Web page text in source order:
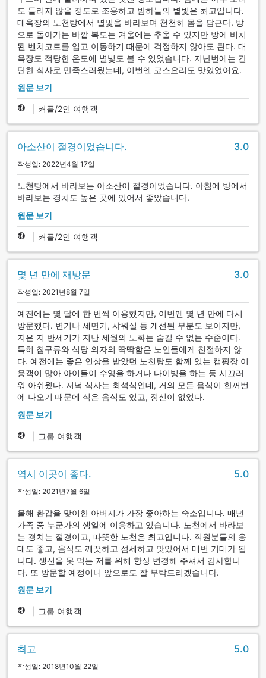
도 들리지 않을 정도로 조용하고 밤하늘의 별빛은 최고입니다.
대욕장의 노천탕에서 별빛을 바라보며 천천히 몸을 담근다. 방
으로 돌아가는 바깥 복도는 겨울에는 추울 수 있지만 방에 비치
된 벤치코트를 입고 이동하기 때문에 걱정하지 않아도 된다. 대
욕장도 적당한 온도에 별빛도 볼 수 있었습니다. 지난번에는 간
단한 식사로 만족스러웠는데, 이번엔 코스요리도 맛있었어요.
원문 보기
커플/2인 여행객
아소산이 절경이었습니다. 3.0
작성일: 2022년4월 17일
노천탕에서 바라보는 아소산이 절경이었습니다. 아침에 방에서
바라보는 경치도 높은 곳에 있어서 좋았습니다.
원문 보기
커플/2인 여행객
몇 년 만에 재방문 3.0
작성일: 2021년8월 7일
예전에는 몇 달에 한 번씩 이용했지만, 이번엔 몇 년 만에 다시
방문했다. 변기나 세면기, 샤워실 등 개선된 부분도 보이지만,
지은 지 반세기가 지난 세월의 노화는 숨길 수 없는 수준이다.
특히 침구류와 식당 의자의 딱딱함은 노인들에게 친절하지 않
다. 예전에는 좋은 인상을 받았던 노천탕도 함께 있는 캠핑장 이
용객이 많아 아이들이 수영을 하거나 다이빙을 하는 등 시끄러
워 아쉬웠다. 저녁 식사는 회석식인데, 거의 모든 음식이 한꺼번
에 나오기 때문에 식은 음식도 있고, 정신이 없었다.
원문 보기
그룹 여행객
역시 이곳이 좋다. 5.0
작성일: 2021년7월 6일
올해 환갑을 맞이한 아버지가 가장 좋아하는 숙소입니다. 매년
가족 중 누군가의 생일에 이용하고 있습니다. 노천에서 바라보
는 경치는 절경이고, 따뜻한 노천은 최고입니다. 직원분들의 응
대도 좋고, 음식도 깨끗하고 섬세하고 맛있어서 매번 기대가 됩
니다. 생선을 못 먹는 저를 위해 항상 변경해 주셔서 감사합니
다. 또 방문할 예정이니 앞으로도 잘 부탁드리겠습니다.
원문 보기
그룹 여행객
최고 5.0
작성일: 2018년10월 22일